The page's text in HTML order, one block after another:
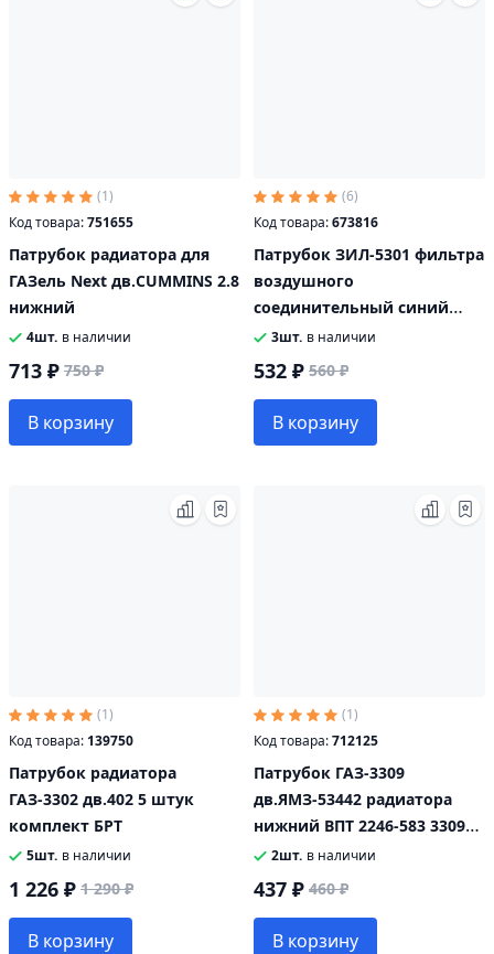
(1)
Код товара:751655
Патрубок радиатора для
ГАЗель Next дв.CUMMINS 2.8
нижний
4шт. в наличии
713 ₽ 750 ₽
В корзину
(6)
Код товара:673816
Патрубок ЗИЛ-5301 фильтра
воздушного
соединительный синий
силикон MEGA POWER
3шт. в наличии
532 ₽ 560 ₽
В корзину
(1)
Код товара: 139750
Патрубок радиатора
ГАЗ-3302 дв.402 5 штук
комплект БРТ
5шт. в наличии
1 226 ₽ 1 290 ₽
В корзину
(1)
Код товара:712125
Патрубок ГАЗ-3309
дв.ЯМЗ-53442 радиатора
нижний ВПТ 2246-583 33098-
1303025
2шт. в наличии
437 ₽ 460 ₽
В корзину